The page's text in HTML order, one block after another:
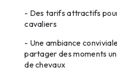
- Des tarifs attractifs
cavaliers
- Une ambiance
partager des moments
de chevaux